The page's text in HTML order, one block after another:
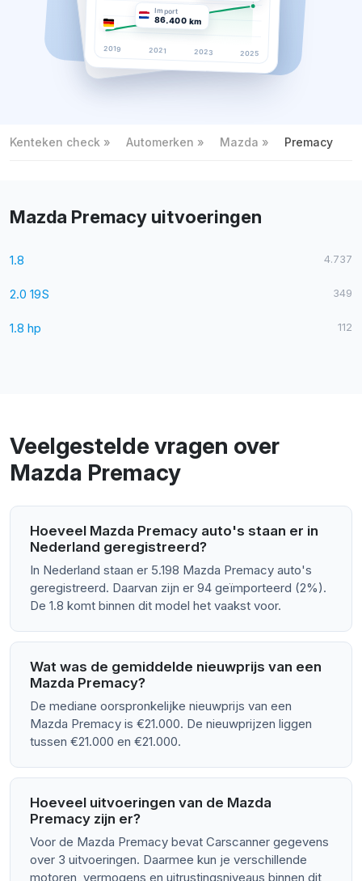
Import
86.400 km
2019 2021 2023 2025
Kenteken check Automerken Mazda Premacy
Mazda Premacy uitvoeringen
1.8 4.737
2.0 19S 349
1.8 hp 112
Veelgestelde vragen over
Mazda Premacy
Hoeveel Mazda Premacy auto's staan er in
Nederland geregistreerd?
In Nederland staan er 5.198 Mazda Premacy auto's
geregistreerd. Daarvan zijn er 94 geïmporteerd (2%).
De 1.8 komt binnen dit model het vaakst voor.
Wat was de gemiddelde nieuwprijs van een
Mazda Premacy?
De mediane oorspronkelijke nieuwprijs van een
Mazda Premacy is €21.000. De nieuwprijzen liggen
tussen €21.000 en €21.000.
Hoeveel uitvoeringen van de Mazda
Premacy zijn er?
Voor de Mazda Premacy bevat Carscanner gegevens
over 3 uitvoeringen. Daarmee kun je verschillende
motoren, vermogens en uitrustingsniveaus binnen dit